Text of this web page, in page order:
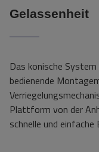
Gelassenheit
Das konische
bedienende
Plattform von der
schnelle und